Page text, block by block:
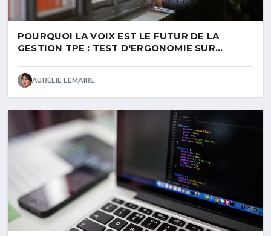
POURQUOI LA VOIX EST LE FUTUR DE LA
GESTION TPE : TEST D'ERGONOMIE SUR
AURÉLIE LEMAIRE